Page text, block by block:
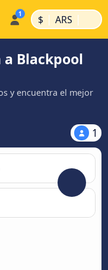
$ | ARS |
Blackpool
y encuentra el mejor
1